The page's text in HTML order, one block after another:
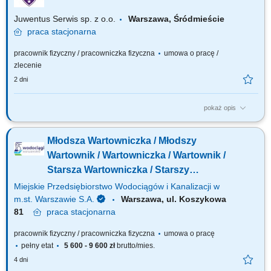
Juwentus Serwis sp. z o.o.
Warszawa, Śródmieście
praca stacjonarna
pracownik fizyczny / pracowniczka fizyczna
umowa o pracę /
zlecenie
2 dni
pokaż opis
ZAKRES CZYNNOŚCI: wykonywanie czynności związanych z ochroną
przychodzących na obiekt; przygotowanie kart dostępu obsługa
monitoringu; współpraca z pracownikami budynku i administracją
OCZEKUJEMY: zaświadczenia o niekaralności;...
Młodsza Wartowniczka / Młodszy
Wartownik / Wartowniczka / Wartownik /
Starsza Wartowniczka / Starszy
Wartownik (k/m/n)
Miejskie Przedsiębiorstwo Wodociągów i Kanalizacji w
m.st. Warszawie S.A.
Warszawa, ul. Koszykowa
81
praca stacjonarna
pracownik fizyczny / pracowniczka fizyczna
umowa o pracę
pełny etat
5 600 - 9 600 złbrutto/mies.
4 dni